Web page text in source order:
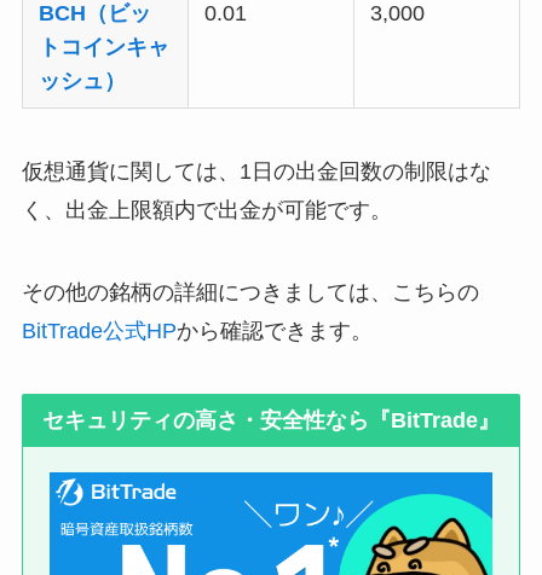
BCH（ビッ
トコインキャ
ッシュ）
0.01 3,000
仮想通貨に関しては、1日の出金回数の制限はな
く、出金上限額内で出金が可能です。
その他の銘柄の詳細につきましては、こちらの
BitTrade公式HPから確認できます。
セキュリティの高さ・安全性なら『BitTrade』